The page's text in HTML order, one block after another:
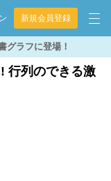
新規会員登録
グラフに登場！
行列のできる激